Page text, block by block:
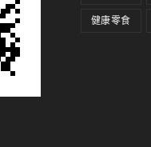
健康零食